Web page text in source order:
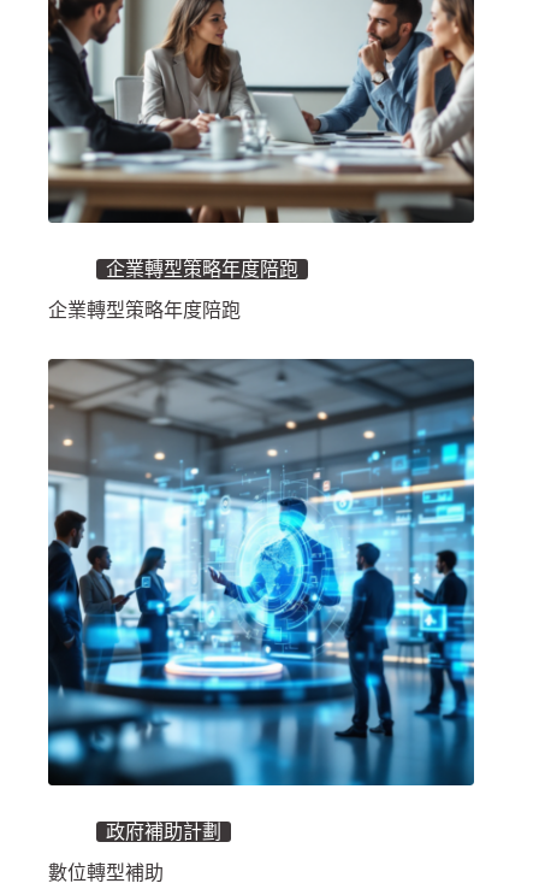
企業轉型策略年度陪跑
企業轉型策略年度陪跑
政府補助計劃
數位轉型補助